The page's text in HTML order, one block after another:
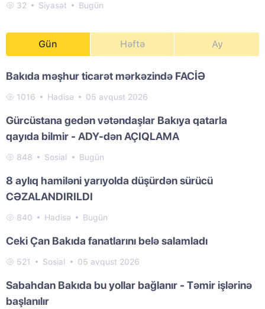
32 Siyasət Bugün
Gün Həftə Ay
Bakıda məşhur ticarət mərkəzində FACİƏ
1016 Hadisə 05 avqust 2026
Gürcüstana gedən vətəndaşlar Bakıya qatarla
qayıda bilmir - ADY-dən AÇIQLAMA
848 Sosial Bugün
8 aylıq hamiləni yarıyolda düşürdən sürücü
CƏZALANDIRILDI
840 Hadisə Bugün
Ceki Çan Bakıda fanatlarını belə salamladı
521 Sosial 05 avqust 2026
Sabahdan Bakıda bu yollar bağlanır - Təmir işlərinə
başlanılır